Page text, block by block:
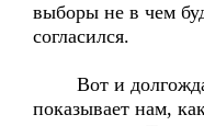
выборы не в чем
согласился.
Вот и
показывает нам,